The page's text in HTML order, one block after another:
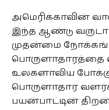
அமெரிக்காவின்
இந்த ஆண்டு
முதன்மை
பொருளாதாரத்தை
உலகளாவிய
பொருளாதார
பயன்பாட்டின்